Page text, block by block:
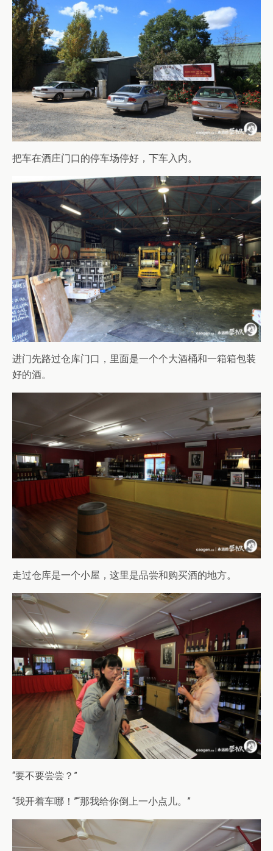
把车在酒庄门口的停车场停好，下车入内。
进门先路过仓库门口，里面是一个个大酒桶和一箱箱包装
好的酒。
走过仓库是一个小屋，这里是品尝和购买酒的地方。
“要不要尝尝？”
“我开着车哪！”“那我给你倒上一小点儿。”